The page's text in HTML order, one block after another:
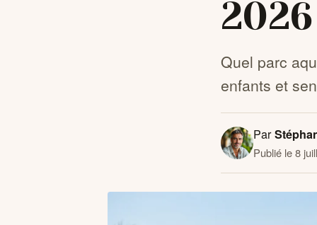
2026
Quel parc
enfants et
Par
Publié le 8